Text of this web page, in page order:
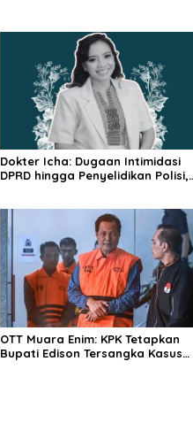
Dokter Icha: Dugaan Intimidasi
DPRD hingga Penyelidikan Polisi,
OTT Muara Enim: KPK Tetapkan
Bupati Edison Tersangka Kasus